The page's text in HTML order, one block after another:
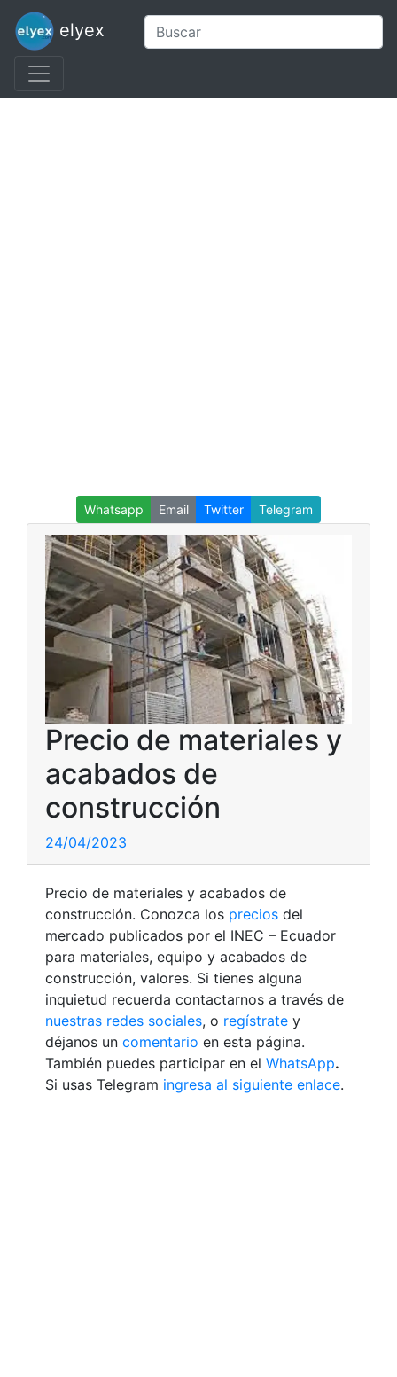
elyex
Whatsapp Email Twitter Telegram
Precio de materiales y
acabados de
construcción
24/04/2023
Precio de materiales y acabados de
construcción. Conozca los precios del
mercado publicados por el INEC – Ecuador
para materiales, equipo y acabados de
construcción, valores. Si tienes alguna
inquietud recuerda contactarnos a través de
nuestras redes sociales, o regístrate y
déjanos un comentario en esta página.
También puedes participar en el WhatsApp.
Si usas Telegram ingresa al siguiente enlace.